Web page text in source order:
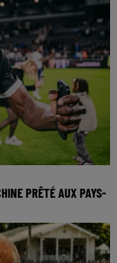
PRÊTÉ AUX PAYS-